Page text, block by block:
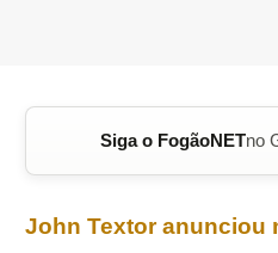
Siga o FogãoNETno
John Textor anunciou